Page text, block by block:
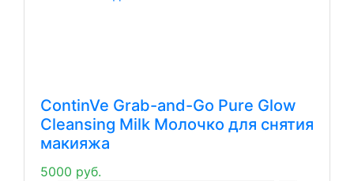
Ritual
Комплексный
уход
ContinVe Grab-and-Go Pure Glow
Cleansing Milk Молочко для снятия
макияжа
5000 руб.